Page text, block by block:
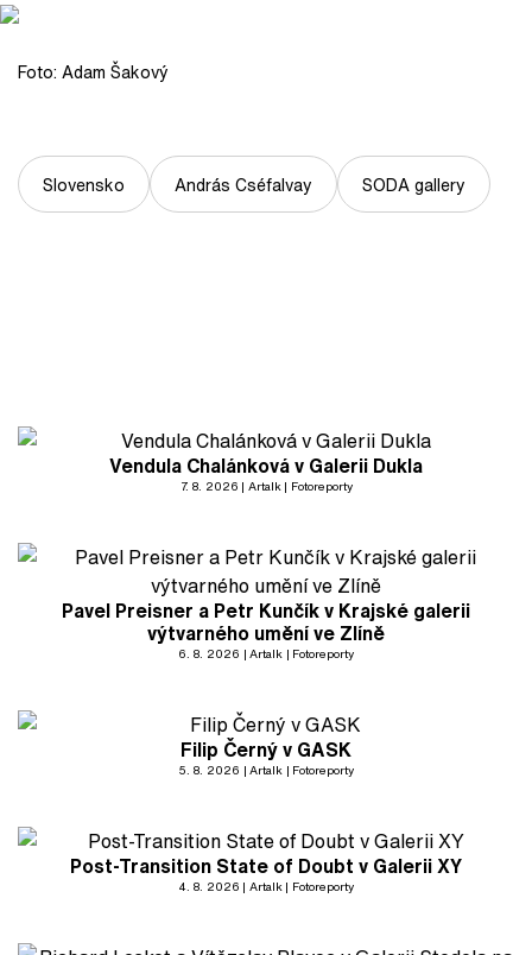
Foto: Adam Šakový
Slovensko András Cséfalvay SODA gallery
Vendula Chalánková v Galerii Dukla
7. 8. 2026 Artalk Fotoreporty
Pavel Preisner a Petr Kunčík v Krajské galerii
výtvarného umění ve Zlíně
6. 8. 2026 Artalk Fotoreporty
Filip Černý v GASK
5. 8. 2026 Artalk Fotoreporty
Post-Transition State of Doubt v Galerii XY
4. 8. 2026 Artalk Fotoreporty